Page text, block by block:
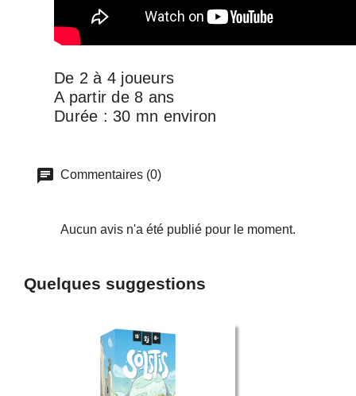
De 2 à 4 joueurs
A partir de 8 ans
Durée : 30 mn environ
Commentaires (0)
Aucun avis n'a été publié pour le moment.
Quelques suggestions